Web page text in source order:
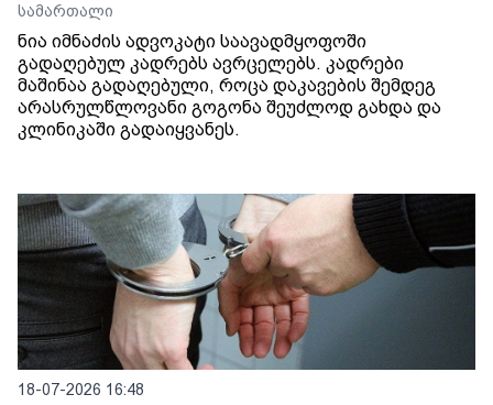
სამართალი
ნია იმნაძის ადვოკატი საავადმყოფოში
გადაღებულ კადრებს ავრცელებს. კადრები
მაშინაა გადაღებული, როცა დაკავების შემდეგ
არასრულწლოვანი გოგონა შეუძლოდ გახდა და
კლინიკაში გადაიყვანეს.
18-07-2026 16:48